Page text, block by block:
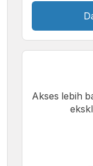
Akses lebih